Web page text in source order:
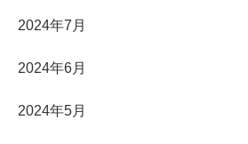
2024年7月
2024年6月
2024年5月